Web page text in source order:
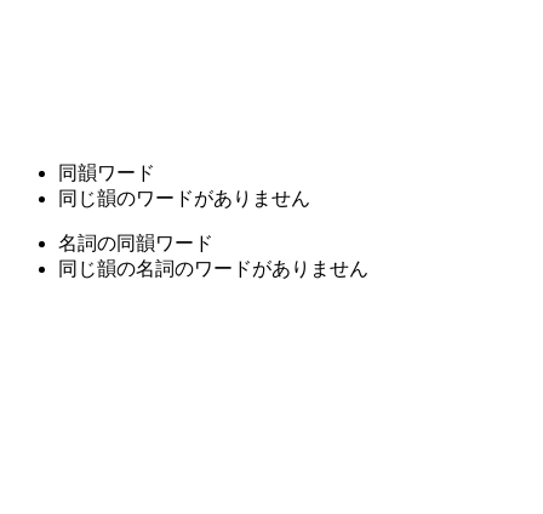
同韻ワード
同じ韻のワードがありません
名詞の同韻ワード
同じ韻の名詞のワードがありません